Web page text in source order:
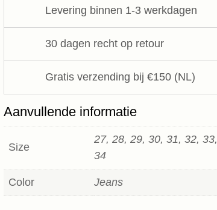
Des
Levering binnen 1-3 werkdagen
30 dagen recht op retour
Gratis verzending bij €150 (NL)
Aanvullende informatie
Size
27, 28, 29, 30, 31, 32, 33,
34
Color Jeans